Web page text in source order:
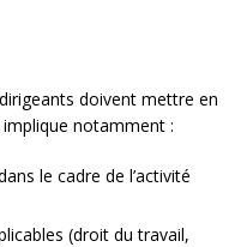
doivent mettre en
implique notamment :
le cadre de l’activité
(droit du travail,